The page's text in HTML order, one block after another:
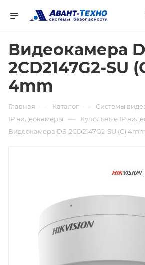
Видеокамера
2CD2147G2-SU
4mm
Главная — Каталог — Системы
IP видеокамеры — Купольные IP
Видеокамера DS-2CD2147G2-SU (C)